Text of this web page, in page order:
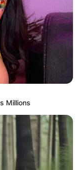
Millions